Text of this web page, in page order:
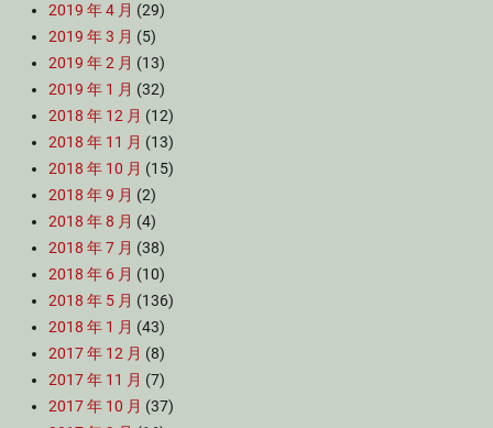
2019 年 4 月 (29)
2019 年 3 月 (5)
2019 年 2 月 (13)
2019 年 1 月 (32)
2018 年 12 月 (12)
2018 年 11 月 (13)
2018 年 10 月 (15)
2018 年 9 月 (2)
2018 年 8 月 (4)
2018 年 7 月 (38)
2018 年 6 月 (10)
2018 年 5 月 (136)
2018 年 1 月 (43)
2017 年 12 月 (8)
2017 年 11 月 (7)
2017 年 10 月 (37)